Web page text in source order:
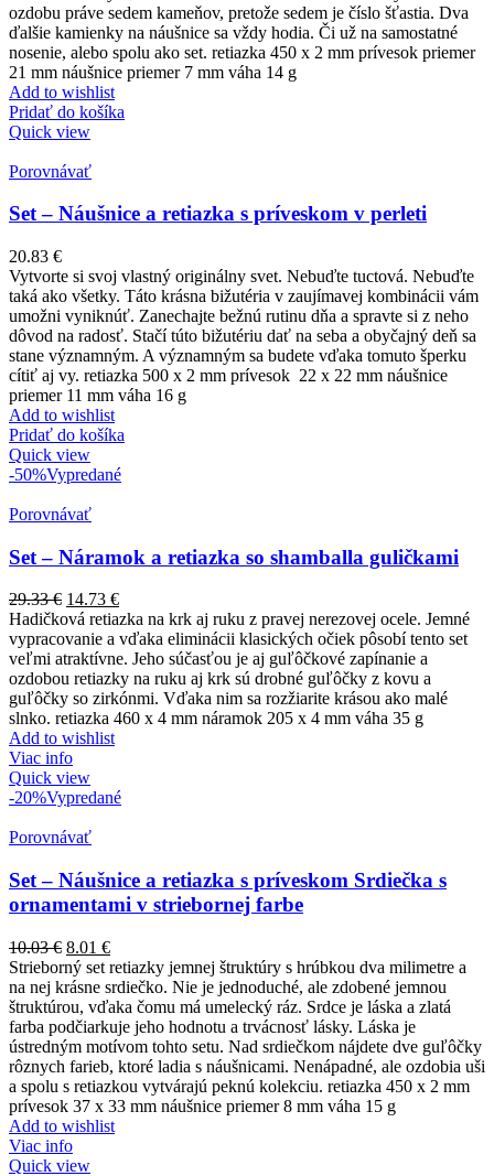
ozdobu práve sedem kameňov, pretože sedem je číslo šťastia. Dva
ďalšie kamienky na náušnice sa vždy hodia. Či už na samostatné
nosenie, alebo spolu ako set. retiazka 450 x 2 mm prívesok priemer
21 mm náušnice priemer 7 mm váha 14 g
Add to wishlist
Pridať do košíka
Quick view
Porovnávať
Set – Náušnice a retiazka s príveskom v perleti
20.83 €
Vytvorte si svoj vlastný originálny svet. Nebuďte tuctová. Nebuďte
taká ako všetky. Táto krásna bižutéria v zaujímavej kombinácii vám
umožni vyniknúť. Zanechajte bežnú rutinu dňa a spravte si z neho
dôvod na radosť. Stačí túto bižutériu dať na seba a obyčajný deň sa
stane významným. A významným sa budete vďaka tomuto šperku
cítiť aj vy. retiazka 500 x 2 mm prívesok 22 x 22 mm náušnice
priemer 11 mm váha 16 g
Add to wishlist
Pridať do košíka
Quick view
-50%Vypredané
Porovnávať
Set – Náramok a retiazka so shamballa guličkami
29.33€ 14.73 €
Hadičková retiazka na krk aj ruku z pravej nerezovej ocele. Jemné
vypracovanie a vďaka eliminácii klasických očiek pôsobí tento set
veľmi atraktívne. Jeho súčasťou je aj guľôčkové zapínanie a
ozdobou retiazky na ruku aj krk sú drobné guľôčky z kovu a
guľôčky so zirkónmi. Vďaka nim sa rozžiarite krásou ako malé
slnko. retiazka 460 x 4 mm náramok 205 x 4 mm váha 35 g
Add to wishlist
Viac info
Quick view
-20%Vypredané
Porovnávať
Set – Náušnice a retiazka s príveskom Srdiečka s
ornamentami v striebornej farbe
10.03€ 8.01 €
Strieborný set retiazky jemnej štruktúry s hrúbkou dva milimetre a
na nej krásne srdiečko. Nie je jednoduché, ale zdobené jemnou
štruktúrou, vďaka čomu má umelecký ráz. Srdce je láska a zlatá
farba podčiarkuje jeho hodnotu a trvácnosť lásky. Láska je
ústredným motívom tohto setu. Nad srdiečkom nájdete dve guľôčky
rôznych farieb, ktoré ladia s náušnicami. Nenápadné, ale ozdobia uši
a spolu s retiazkou vytvárajú peknú kolekciu. retiazka 450 x 2 mm
prívesok 37 x 33 mm náušnice priemer 8 mm váha 15 g
Add to wishlist
Viac info
Quick view